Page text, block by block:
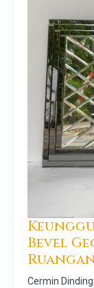
Bevel
Cermin